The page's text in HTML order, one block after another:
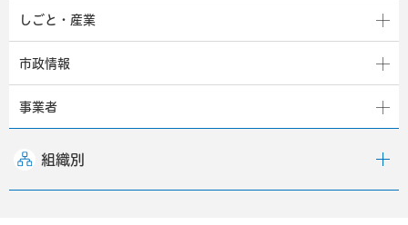
しごと・産業
市政情報
事業者
組織別